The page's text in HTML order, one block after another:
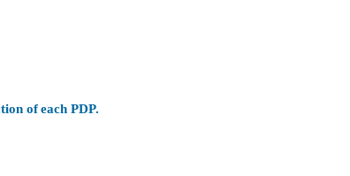
of each PDP.